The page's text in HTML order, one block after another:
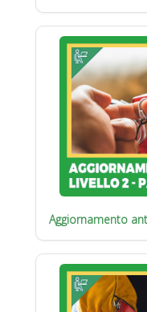
Aggiornamento